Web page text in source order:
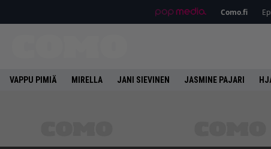
Como.fi
VAPPU PIMIÄ MIRELLA JANI SIEVINEN JASMINE PAJARI